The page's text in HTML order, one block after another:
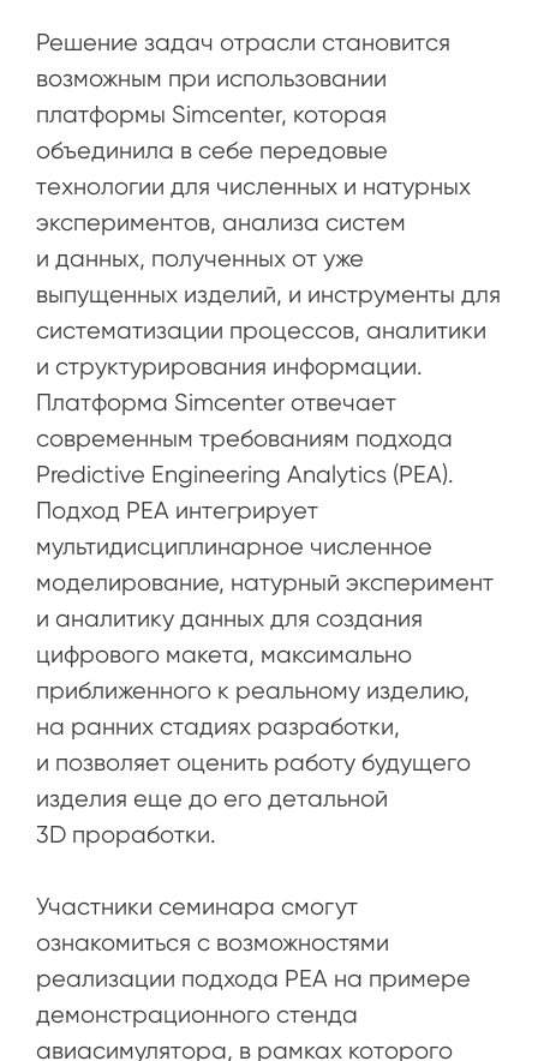
Решение задач отрасли становится
возможным при использовании
платформы Simcenter, которая
объединила в себе передовые
технологии для численных и натурных
экспериментов, анализа систем
и данных, полученных от уже
выпущенных изделий, и инструменты для
систематизации процессов, аналитики
и структурирования информации.
Платформа Simcenter отвечает
современным требованиям подхода
Predictive Engineering Analytics (PEA).
Подход PEA интегрирует
мультидисциплинарное численное
моделирование, натурный эксперимент
и аналитику данных для создания
цифрового макета, максимально
приближенного к реальному изделию,
на ранних стадиях разработки,
и позволяет оценить работу будущего
изделия еще до его детальной
3D проработки.
Участники семинара смогут
ознакомиться с возможностями
реализации подхода РЕА на примере
демонстрационного стенда
авиасимулятора, в рамках которого